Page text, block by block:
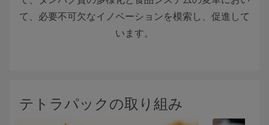
て、必要不可欠なイノベーションを模索し、促進して
います。
テトラパックの取り組み